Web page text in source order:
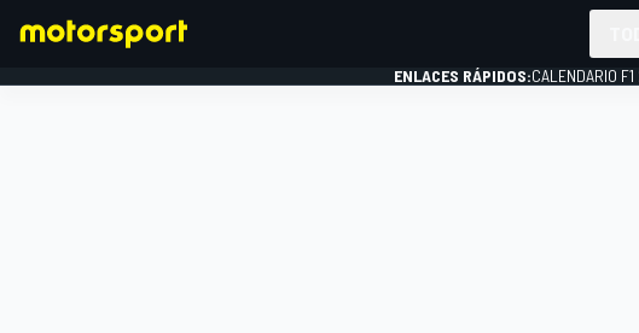
ENLACES RÁPIDOS:CALENDARIO